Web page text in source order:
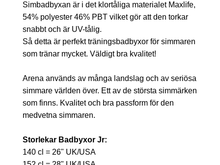
Simbadbyxan är i det klortåliga materialet Maxlife,
54% polyester 46% PBT vilket gör att den torkar
snabbt och är UV-tålig.
Så detta är perfekt träningsbadbyxor för simmaren
som tränar mycket. Väldigt bra kvalitet!
Arena används av många landslag och av seriösa
simmare världen över. Ett av de största simmärken
som finns. Kvalitet och bra passform för den
medvetna simmaren.
Storlekar Badbyxor Jr:
140 cl = 26" UK/USA